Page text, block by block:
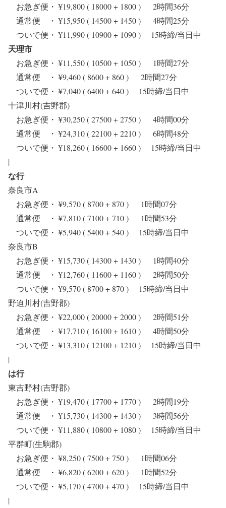
お急ぎ便・ ¥19,800 ( 18000 + 1800 ) 2時間36分
通常便 ・ ¥15,950 ( 14500 + 1450 ) 4時間25分
ついで便・ ¥11,990 ( 10900 + 1090 ) 15時締/当日中
天理市
お急ぎ便・ ¥11,550 ( 10500 + 1050 ) 1時間27分
通常便 ・ ¥9,460 ( 8600 + 860 ) 2時間27分
ついで便・ ¥7,040 ( 6400 + 640 ) 15時締/当日中
十津川村(吉野郡)
お急ぎ便・ ¥30,250 ( 27500 + 2750 ) 4時間00分
通常便 ・ ¥24,310 ( 22100 + 2210 ) 6時間48分
ついで便・ ¥18,260 ( 16600 + 1660 ) 15時締/当日中
|
な行
奈良市A
お急ぎ便・ ¥9,570 ( 8700 + 870 ) 1時間07分
通常便 ・ ¥7,810 ( 7100 + 710 ) 1時間53分
ついで便・ ¥5,940 ( 5400 + 540 ) 15時締/当日中
奈良市B
お急ぎ便・ ¥15,730 ( 14300 + 1430 ) 1時間40分
通常便 ・ ¥12,760 ( 11600 + 1160 ) 2時間50分
ついで便・ ¥9,570 ( 8700 + 870 ) 15時締/当日中
野迫川村(吉野郡)
お急ぎ便・ ¥22,000 ( 20000 + 2000 ) 2時間51分
通常便 ・ ¥17,710 ( 16100 + 1610 ) 4時間50分
ついで便・ ¥13,310 ( 12100 + 1210 ) 15時締/当日中
|
は行
東吉野村(吉野郡)
お急ぎ便・ ¥19,470 ( 17700 + 1770 ) 2時間19分
通常便 ・ ¥15,730 ( 14300 + 1430 ) 3時間56分
ついで便・ ¥11,880 ( 10800 + 1080 ) 15時締/当日中
平群町(生駒郡)
お急ぎ便・ ¥8,250 ( 7500 + 750 ) 1時間06分
通常便 ・ ¥6,820 ( 6200 + 620 ) 1時間52分
ついで便・ ¥5,170 ( 4700 + 470 ) 15時締/当日中
|